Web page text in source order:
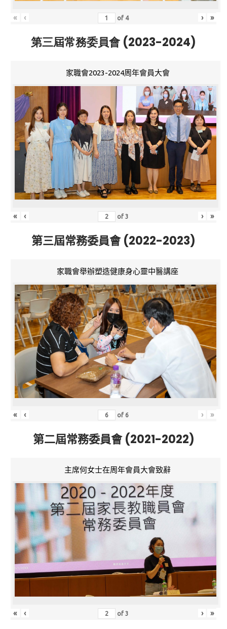
« ‹ of 4 › »
第三屆常務委員會 (2023-2024)
家職會2023-2024周年會員大會
« ‹ of3 › »
第三屆常務委員會 (2022-2023)
家職會舉辦塑造健康身心靈中醫講座
« ‹ of 6 › »
第二屆常務委員會 (2021-2022)
主席何女士在周年會員大會致辭
« ‹ of3 › »